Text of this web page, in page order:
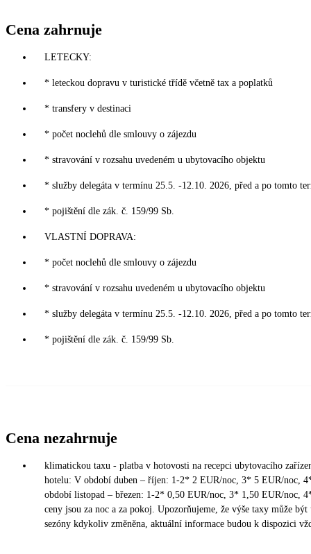
Cena zahrnuje
LETECKY:
* leteckou dopravu v turistické třídě včetně tax a poplatků
* transfery v destinaci
* počet noclehů dle smlouvy o zájezdu
* stravování v rozsahu uvedeném u ubytovacího objektu
* služby delegáta v termínu 25.5. -12.10. 2026, před a po tomto
* pojištění dle zák. č. 159/99 Sb.
VLASTNÍ DOPRAVA:
* počet noclehů dle smlouvy o zájezdu
* stravování v rozsahu uvedeném u ubytovacího objektu
* služby delegáta v termínu 25.5. -12.10. 2026, před a po tomto
* pojištění dle zák. č. 159/99 Sb.
Cena nezahrnuje
klimatickou taxu - platba v hotovosti na recepci ubytovacího
hotelu: V období duben – říjen: 1-2* 2 EUR/noc, 3* 5 EUR/noc,
období listopad – březen: 1-2* 0,50 EUR/noc, 3* 1,50 EUR/noc,
ceny jsou za noc a za pokoj. Upozorňujeme, že výše taxy může
sezóny kdykoliv změněna, aktuální informace budou k dispozici